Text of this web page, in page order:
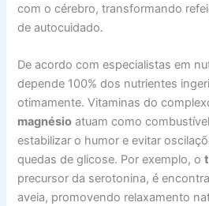
com o cérebro, transformando
de autocuidado.
De acordo com especialistas em
depende 100% dos nutrientes
otimamente. Vitaminas do
magnésio atuam como
estabilizar o humor e evitar
quedas de glicose. Por exemplo, o
precursor da serotonina, é
aveia, promovendo relaxamento